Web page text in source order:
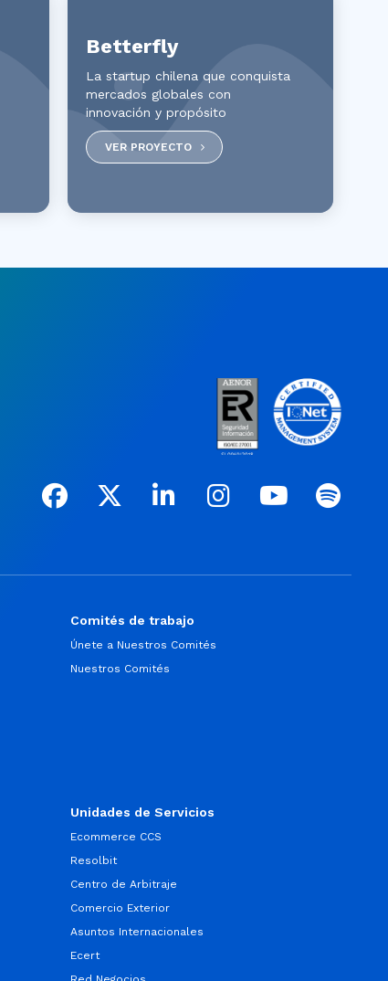
Betterfly
La startup chilena que conquista
mercados globales con
innovación y propósito
VER PROYECTO
Comités de trabajo
Únete a Nuestros Comités
Nuestros Comités
Unidades de Servicios
Ecommerce CCS
Resolbit
Centro de Arbitraje
Comercio Exterior
Asuntos Internacionales
Ecert